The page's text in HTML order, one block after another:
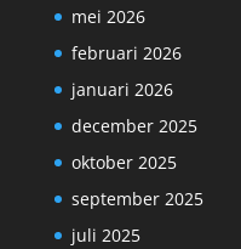
mei 2026
februari 2026
januari 2026
december 2025
oktober 2025
september 2025
juli 2025